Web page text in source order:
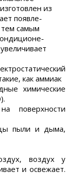
из
появле-
самым
как аммиак
химические
поверхности
пыли и дыма,
воздух у
и освежает.